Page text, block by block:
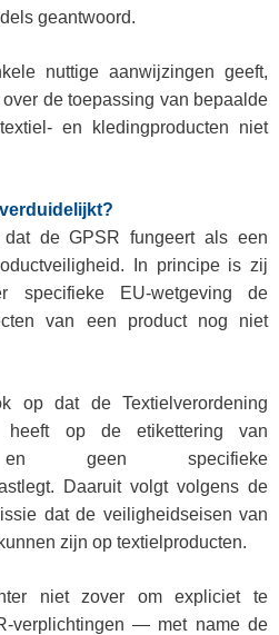
geantwoord.
nuttige aanwijzingen geeft,
de toepassing van bepaalde
en kledingproducten niet
dat de GPSR fungeert als een
In principe is zij
specifieke EU-wetgeving de
van een product nog niet
op dat de Textielverordening
heeft op de etikettering van
en geen specifieke
Daaruit volgt volgens de
dat de veiligheidseisen van
zijn op textielproducten.
niet zover om expliciet te
verplichtingen — met name de